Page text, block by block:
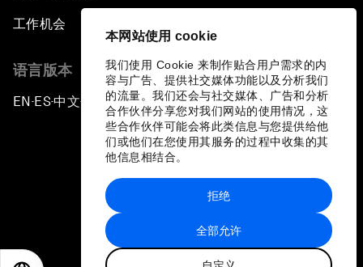
本网站使用 cookie
我们使用 Cookie 来制作贴合用户需求的内
容与广告、提供社交媒体功能以及分析我们
的流量。我们还会与社交媒体、广告和分析
合作伙伴分享您对我们网站的使用情况，这
些合作伙伴可能会将此类信息与您提供给他
们或他们在您使用其服务的过程中收集的其
他信息相结合。
全部允许
拒绝
工作机会
语言版本
EN ▪ES▪中文▪ 日本語
站点地图